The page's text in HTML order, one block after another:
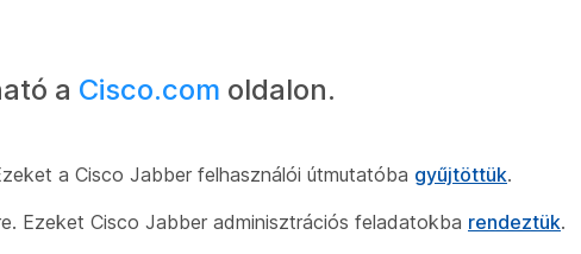
a Cisco.com oldalon.
a Cisco Jabber felhasználói útmutatóba gyűjtöttük.
Ezeket Cisco Jabber adminisztrációs feladatokba rendeztük.